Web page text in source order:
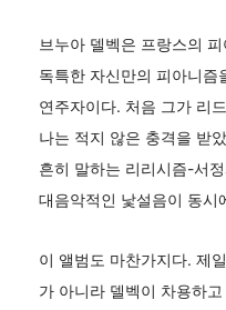
브누아 델벡은 프랑스의
독특한 자신만의 피아니즘
연주자이다. 처음 그가 리
나는 적지 않은 충격을 받
흔히 말하는 리리시즘-서
대음악적인 낯설음이 동시
이 앨범도 마찬가지다. 제
가 아니라 델벡이 차용하